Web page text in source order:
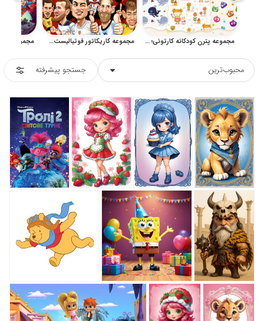
مجموعه پترن کودکانه کارتونی؛ الگوهای بدون درز شاد مجموعه کاریکاتور فوتبالیست‌های معروف برای طراحی ورزشی
محبوب‌ترین جستجو پیشرفته
021 28428845
تماس با ما
بلاگ پارس استاک